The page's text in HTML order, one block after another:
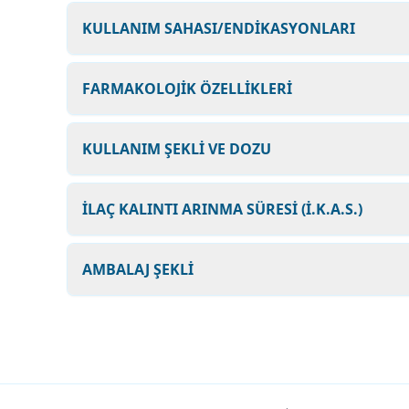
KULLANIM SAHASI/ENDİKASYONLARI
FARMAKOLOJİK ÖZELLİKLERİ
KULLANIM ŞEKLİ VE DOZU
İLAÇ KALINTI ARINMA SÜRESİ (İ.K.A.S.)
AMBALAJ ŞEKLİ